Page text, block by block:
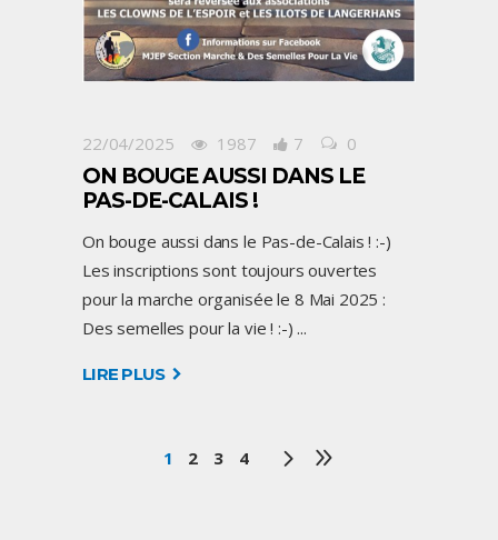
22/04/2025 1987 7 0
ON BOUGE AUSSI DANS LE
PAS-DE-CALAIS !
On bouge aussi dans le Pas-de-Calais ! :-)
Les inscriptions sont toujours ouvertes
pour la marche organisée le 8 Mai 2025 :
Des semelles pour la vie ! :-)
LIRE PLUS
1 2 3 4